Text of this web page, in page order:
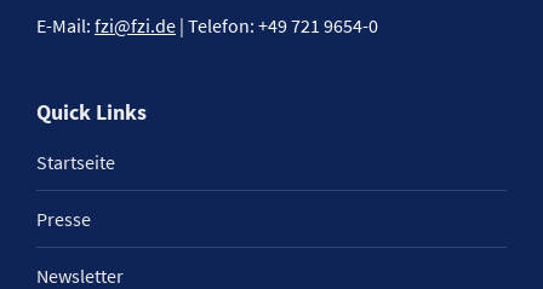
E-Mail: fzi@fzi.de | Telefon: +49 721 9654-0
Quick Links
Startseite
Presse
Newsletter